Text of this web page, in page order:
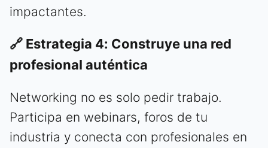
impactantes.
🔗 Estrategia 4: Construye una red
profesional auténtica
Networking no es solo pedir trabajo.
Participa en webinars, foros de tu
industria y conecta con profesionales en